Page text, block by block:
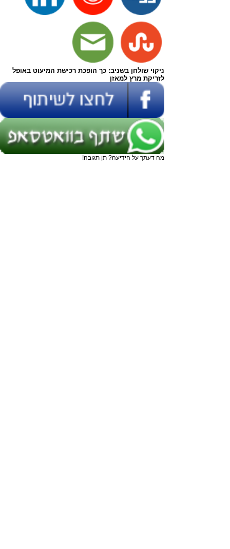
ניקוי שולחן בשניב: כך הופכת רכישת המיעוט באופל
לזריקת מרץ למאזן
מה דעתך על הידיעה? תן תגובה!